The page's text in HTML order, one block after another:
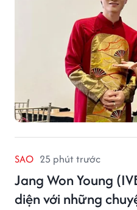
SAO 25 phút trước
Jang Won Young
diện với những